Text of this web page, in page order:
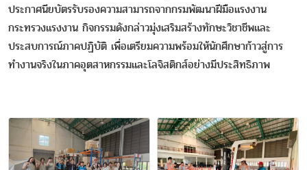
ประกาศนียบัตรรับรองความสามารถจากกรมพัฒนาฝีมือแรงงาน
กระทรวงแรงงาน กิจกรรมดังกล่าวมุ่งเสริมสร้างทักษะวิชาชีพและ
ประสบการณ์ภาคปฏิบัติ เพื่อเตรียมความพร้อมให้นักศึกษาก้าวสู่การ
ทำงานจริงในภาคอุตสาหกรรมและโลจิสติกส์อย่างมีประสิทธิภาพ